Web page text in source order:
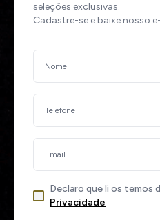
seleções exclusivas.
Cadastre-se e baixe nosso
Declaro que li os temos
Privacidade